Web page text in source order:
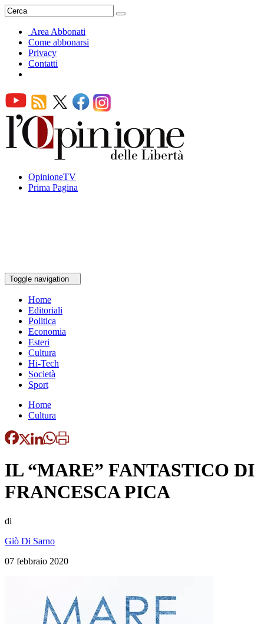
Area Abbonati
Come abbonarsi
Privacy
Contatti
OpinioneTV
Prima Pagina
Toggle navigation
Home
Editoriali
Politica
Economia
Esteri
Cultura
Hi-Tech
Società
Sport
Home
Cultura
IL “MARE” FANTASTICO DI
FRANCESCA PICA
di
Giò Di Sarno
07 febbraio 2020